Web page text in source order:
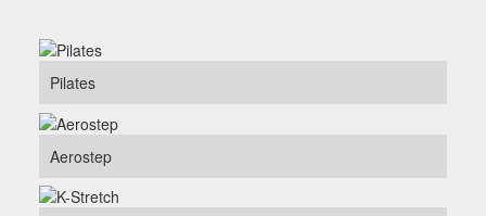
Pilates
Aerostep